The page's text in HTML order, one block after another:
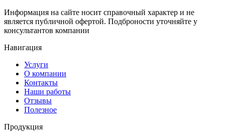
Информация на сайте носит справочный характер и не
является публичной офертой. Подброности уточняйте у
консультантов компании
Навигация
Услуги
О компании
Контакты
Наши работы
Отзывы
Полезное
Продукция